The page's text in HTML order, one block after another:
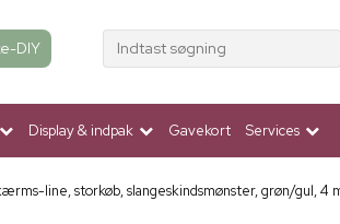
DIY Indtast søgning
Display & indpak Gavekort Services
line, storkøb, slangeskindsmønster, grøn/gul, 4